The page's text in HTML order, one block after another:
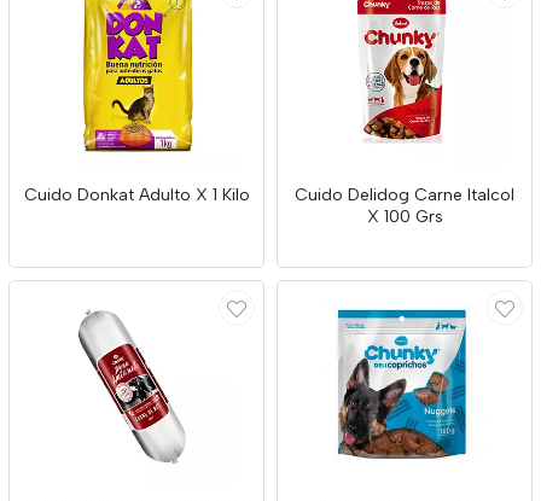
Cuido Donkat Adulto X 1 Kilo
Cuido Delidog Carne Italcol
X 100 Grs